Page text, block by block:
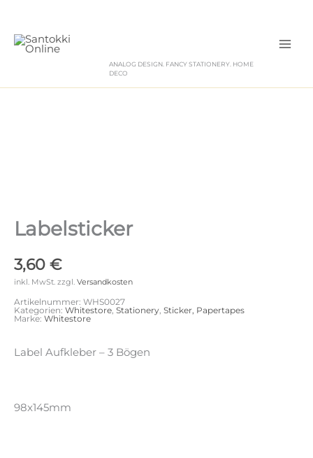
ANALOG DESIGN. FANCY STATIONERY. HOME
DECO
Labelsticker
3,60 €
inkl. MwSt. zzgl. Versandkosten
Artikelnummer: WHS0027
Kategorien: Whitestore Stationery Sticker, Papertapes
Marke: Whitestore
Label Aufkleber – 3 Bögen
98x145mm